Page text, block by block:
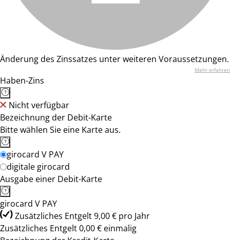
Änderung des Zinssatzes unter weiteren Voraussetzungen.
Mehr erfahren
Haben-Zins
Nicht verfügbar
Bezeichnung der Debit-Karte
Bitte wählen Sie eine Karte aus.
girocard V PAY
digitale girocard
Ausgabe einer Debit-Karte
girocard V PAY
Zusätzliches Entgelt 9,00 € pro Jahr
Zusätzliches Entgelt 0,00 € einmalig